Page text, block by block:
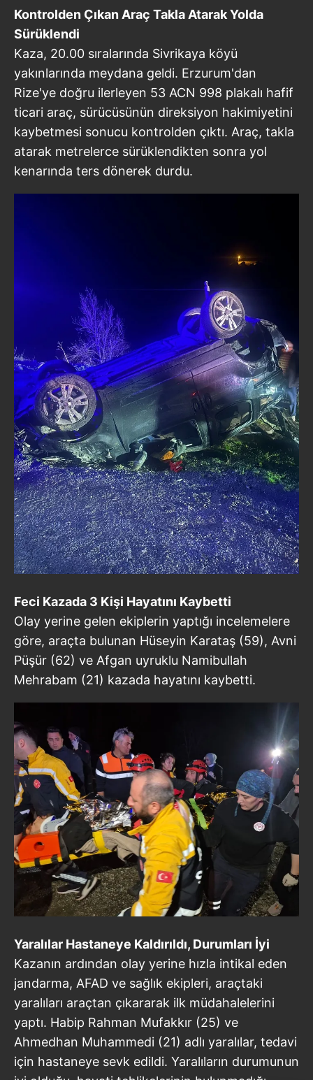
Kontrolden Çıkan Araç Takla Atarak Yolda
Sürüklendi
Kaza, 20.00 sıralarında Sivrikaya köyü
yakınlarında meydana geldi. Erzurum'dan
Rize'ye doğru ilerleyen 53 ACN 998 plakalı hafif
ticari araç, sürücüsünün direksiyon hakimiyetini
kaybetmesi sonucu kontrolden çıktı. Araç, takla
atarak metrelerce sürüklendikten sonra yol
kenarında ters dönerek durdu.
Feci Kazada 3 Kişi Hayatını Kaybetti
Olay yerine gelen ekiplerin yaptığı incelemelere
göre, araçta bulunan Hüseyin Karataş (59), Avni
Püşür (62) ve Afgan uyruklu Namibullah
Mehrabam (21) kazada hayatını kaybetti.
Yaralılar Hastaneye Kaldırıldı, Durumları İyi
Kazanın ardından olay yerine hızla intikal eden
jandarma, AFAD ve sağlık ekipleri, araçtaki
yaralıları araçtan çıkararak ilk müdahalelerini
yaptı. Habip Rahman Mufakkır (25) ve
Ahmedhan Muhammedi (21) adlı yaralılar, tedavi
için hastaneye sevk edildi. Yaralıların durumunun